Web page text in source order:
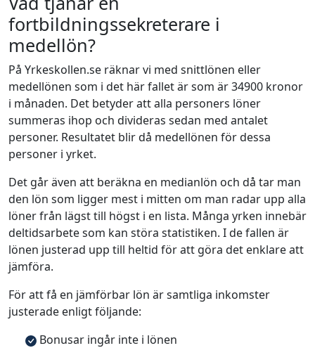
fortbildningssekreterare i
medellön?
På Yrkeskollen.se räknar vi med snittlönen eller
medellönen som i det här fallet är som är 34900 kronor
i månaden. Det betyder att alla personers löner
summeras ihop och divideras sedan med antalet
personer. Resultatet blir då medellönen för dessa
personer i yrket.
Det går även att beräkna en medianlön och då tar man
den lön som ligger mest i mitten om man radar upp alla
löner från lägst till högst i en lista. Många yrken innebär
deltidsarbete som kan störa statistiken. I de fallen är
lönen justerad upp till heltid för att göra det enklare att
jämföra.
För att få en jämförbar lön är samtliga inkomster
justerade enligt följande:
Bonusar ingår inte i lönen